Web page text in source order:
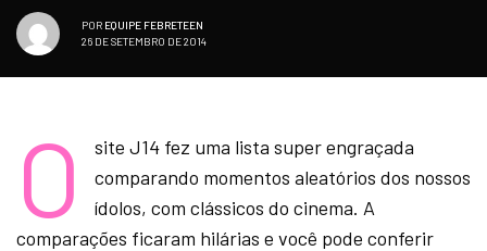
POR EQUIPE FEBRETEEN
26 DE SETEMBRO DE 2014
O
site J14 fez uma lista super engraçada
comparando momentos aleatórios dos nossos
ídolos, com clássicos do cinema. A
comparações ficaram hilárias e você pode conferir